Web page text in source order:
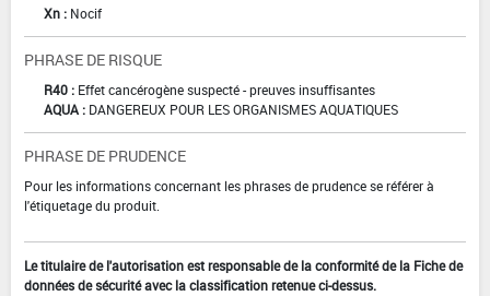
Xn : Nocif
PHRASE DE RISQUE
R40 : Effet cancérogène suspecté - preuves insuffisantes
AQUA : DANGEREUX POUR LES ORGANISMES AQUATIQUES
PHRASE DE PRUDENCE
Pour les informations concernant les phrases de prudence se référer à
l'étiquetage du produit.
Le titulaire de l'autorisation est responsable de la conformité de la Fiche de
données de sécurité avec la classification retenue ci-dessus.